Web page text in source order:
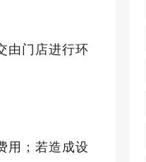
由门店进行环
用；若造成设